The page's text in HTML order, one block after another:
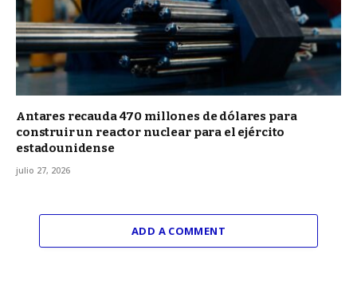
Antares recauda 470 millones de dólares para
construir un reactor nuclear para el ejército
estadounidense
julio 27, 2026
ADD A COMMENT